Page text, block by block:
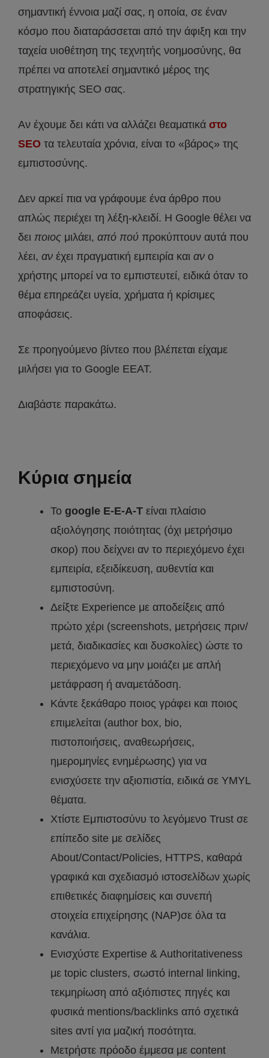
σημαντική έννοια μαζί σας, η οποία, σε έναν
κόσμο που διαταράσσεται από την άφιξη και την
ταχεία υιοθέτηση της τεχνητής νοημοσύνης, θα
πρέπει να αποτελεί σημαντικό μέρος της
στρατηγικής SEO σας.
Αν έχουμε δει κάτι να αλλάζει θεαματικά στο
SEO τα τελευταία χρόνια, είναι το «βάρος» της
εμπιστοσύνης.
Δεν αρκεί πια να γράφουμε ένα άρθρο που
απλώς περιέχει τη λέξη-κλειδί. Η Google θέλει να
δει ποιος μιλάει, από πού προκύπτουν αυτά που
λέει, αν έχει πραγματική εμπειρία και αν ο
χρήστης μπορεί να το εμπιστευτεί, ειδικά όταν το
θέμα επηρεάζει υγεία, χρήματα ή κρίσιμες
αποφάσεις.
Σε προηγούμενο βίντεο που βλέπεται είχαμε
μιλήσει για το Google EEAT.
Διαβάστε παρακάτω.
Κύρια σημεία
Το google E-E-A-T είναι πλαίσιο
αξιολόγησης ποιότητας (όχι μετρήσιμο
σκορ) που δείχνει αν το περιεχόμενο έχει
εμπειρία, εξειδίκευση, αυθεντία και
εμπιστοσύνη.
Δείξτε Experience με αποδείξεις από
πρώτο χέρι (screenshots, μετρήσεις πριν/
μετά, διαδικασίες και δυσκολίες) ώστε το
περιεχόμενο να μην μοιάζει με απλή
μετάφραση ή αναμετάδοση.
Κάντε ξεκάθαρο ποιος γράφει και ποιος
επιμελείται (author box, bio,
πιστοποιήσεις, αναθεωρήσεις,
ημερομηνίες ενημέρωσης) για να
ενισχύσετε την αξιοπιστία, ειδικά σε YMYL
θέματα.
Χτίστε Εμπιστοσύνυ το λεγόμενο Trust σε
επίπεδο site με σελίδες
About/Contact/Policies, HTTPS, καθαρά
γραφικά και σχεδιασμό ιστοσελίδων χωρίς
επιθετικές διαφημίσεις και συνεπή
στοιχεία επιχείρησης (NAP)σε όλα τα
κανάλια.
Ενισχύστε Expertise & Authoritativeness
με topic clusters, σωστό internal linking,
τεκμηρίωση από αξιόπιστες πηγές και
φυσικά mentions/backlinks από σχετικά
sites αντί για μαζική ποσότητα.
Μετρήστε πρόοδο έμμεσα με content